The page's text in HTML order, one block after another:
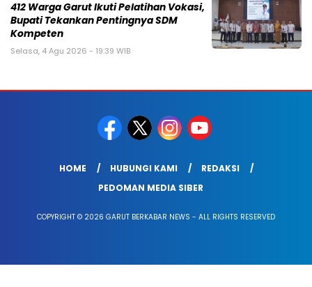
412 Warga Garut Ikuti Pelatihan Vokasi,
Bupati Tekankan Pentingnya SDM
Kompeten
Selasa, 4 Agu 2026 - 19:39 WIB
HOME HUBUNGI KAMI
REDAKSI
PEDOMAN MEDIA SIBER
COPYRIGHT © 2026 GARUT BERKABAR NEWS - ALL RIGHTS RESERVED